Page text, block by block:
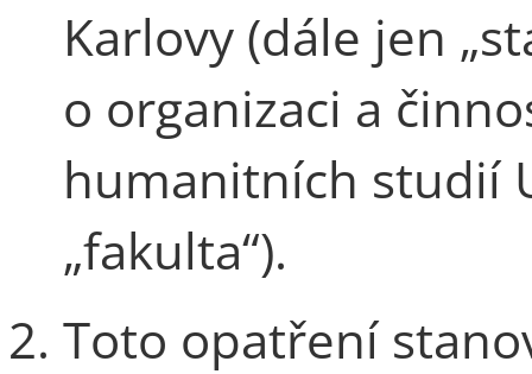
Karlovy (dále jen
o organizaci a
humanitních studií
„fakulta“).
Toto opatření